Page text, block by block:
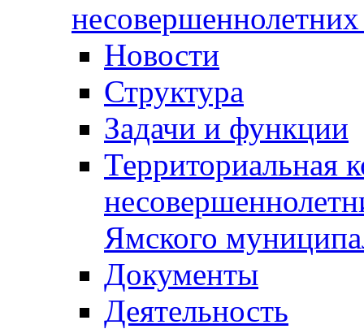
Новости
Структура
Задачи и функции
Территориальная
Ямского
Документы
Деятельность